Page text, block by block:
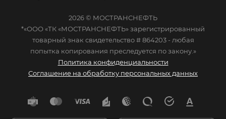
2026 © МОСТРАНСНЕФТЬ
*«ООО «ТК «МОСТРАНСНЕФТЬ» зарегистрированный
товарный знак свидетельство # 864203 - любая
попытка копирования преследуется по закону.»
Политика конфиденциальности
Соглашение на обработку персональных данных